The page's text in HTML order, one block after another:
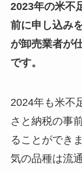
2023年の米不
前に申し込み
が卸売業者が
です。
2024年も米不
さと納税の事
ることができ
気の品種は流